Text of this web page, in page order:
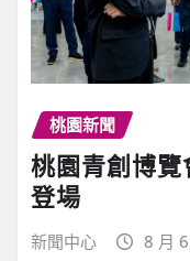
桃園新聞
桃園青創博
登場
新聞中心 8 月